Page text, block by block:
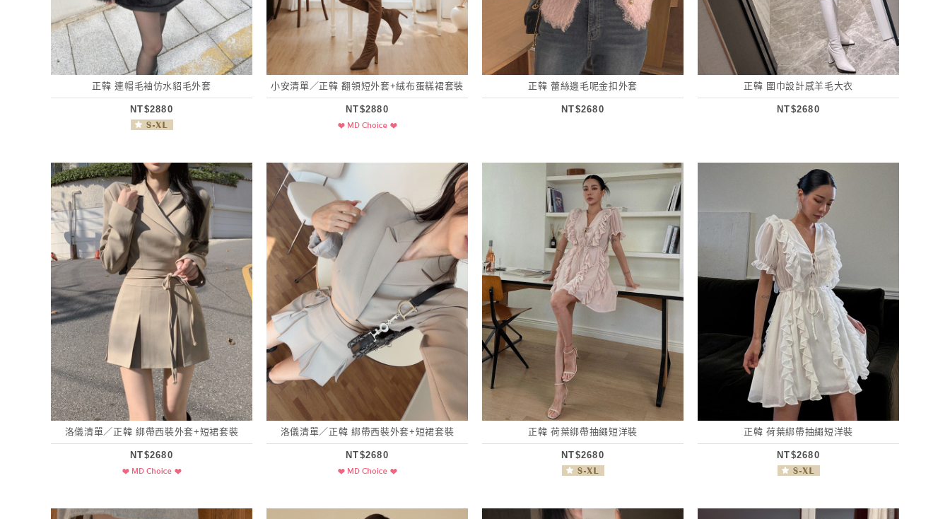
正韓 連帽毛袖仿水貂毛外套
NT$2880
小安清單／正韓 翻領短外套+絨布蛋糕裙套裝
NT$2880
正韓 蕾絲邊毛呢金扣外套
NT$2680
正韓 圍巾設計感羊毛大衣
NT$2680
洛儀清單／正韓 綁帶西裝外套+短裙套裝
NT$2680
洛儀清單／正韓 綁帶西裝外套+短裙套裝
NT$2680
正韓 荷葉綁帶抽繩短洋裝
NT$2680
正韓 荷葉綁帶抽繩短洋裝
NT$2680